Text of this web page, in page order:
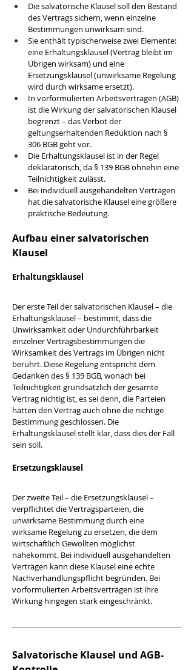
Die salvatorische Klausel soll den Bestand
des Vertrags sichern, wenn einzelne
Bestimmungen unwirksam sind.
Sie enthält typischerweise zwei Elemente:
eine Erhaltungsklausel (Vertrag bleibt im
Übrigen wirksam) und eine
Ersetzungsklausel (unwirksame Regelung
wird durch wirksame ersetzt).
In vorformulierten Arbeitsverträgen (AGB)
ist die Wirkung der salvatorischen Klausel
begrenzt – das Verbot der
geltungserhaltenden Reduktion nach §
306 BGB geht vor.
Die Erhaltungsklausel ist in der Regel
deklaratorisch, da § 139 BGB ohnehin eine
Teilnichtigkeit zulässt.
Bei individuell ausgehandelten Verträgen
hat die salvatorische Klausel eine größere
praktische Bedeutung.
Aufbau einer salvatorischen
Klausel
Erhaltungsklausel
Der erste Teil der salvatorischen Klausel – die
Erhaltungsklausel – bestimmt, dass die
Unwirksamkeit oder Undurchführbarkeit
einzelner Vertragsbestimmungen die
Wirksamkeit des Vertrags im Übrigen nicht
berührt. Diese Regelung entspricht dem
Gedanken des § 139 BGB, wonach bei
Teilnichtigkeit grundsätzlich der gesamte
Vertrag nichtig ist, es sei denn, die Parteien
hätten den Vertrag auch ohne die nichtige
Bestimmung geschlossen. Die
Erhaltungsklausel stellt klar, dass dies der Fall
sein soll.
Ersetzungsklausel
Der zweite Teil – die Ersetzungsklausel –
verpflichtet die Vertragsparteien, die
unwirksame Bestimmung durch eine
wirksame Regelung zu ersetzen, die dem
wirtschaftlich Gewollten möglichst
nahekommt. Bei individuell ausgehandelten
Verträgen kann diese Klausel eine echte
Nachverhandlungspflicht begründen. Bei
vorformulierten Arbeitsverträgen ist ihre
Wirkung hingegen stark eingeschränkt.
Salvatorische Klausel und AGB-